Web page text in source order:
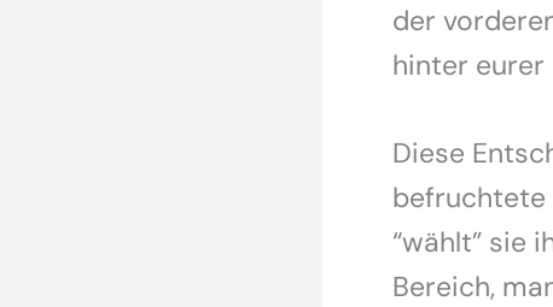
der
hinter eurer
Diese
befruchtete
“wählt” sie
Bereich,